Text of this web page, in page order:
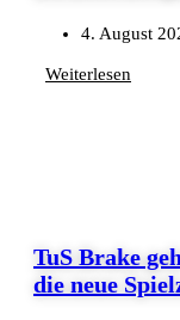
4. August
Weiterlesen
TuS Brake
die neue